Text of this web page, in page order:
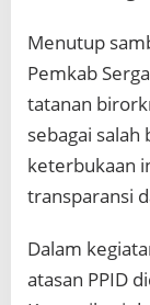
Menutup
Pemkab
tatanan
sebagai
keterbukaan
transparansi
Dalam
atasan PPID